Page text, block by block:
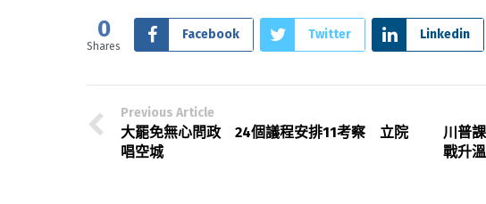
0
Shares
Facebook Twitter Linkedin
Previous Article
大罷免無心問政 24個議程安排11考察 立院
唱空城
川普
戰升